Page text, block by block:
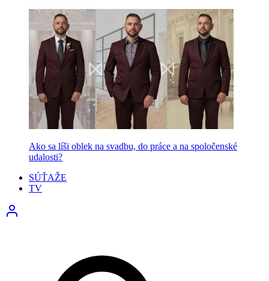
Ako sa líši oblek na svadbu, do práce a na spoločenské
udalosti?
SÚŤAŽE
TV